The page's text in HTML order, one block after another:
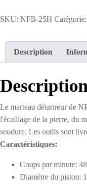
-SKU: NFB-25H Catégorie:
Description
Le marteau détartreur de
l'écaillage de la pierre, du
soudure. Les outils sont
Caractéristiques:
Coups par minute:
Diamètre du piston: